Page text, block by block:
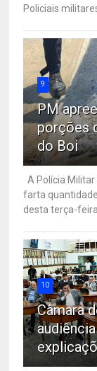
Policiais militares
9
PM
porções
do Boi
A Polícia
farta
desta terça-feira
10
Câmara